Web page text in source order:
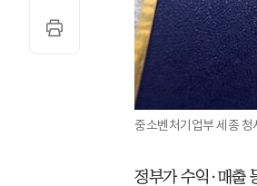
중소벤처기업부 세종
정부가 수익·매출